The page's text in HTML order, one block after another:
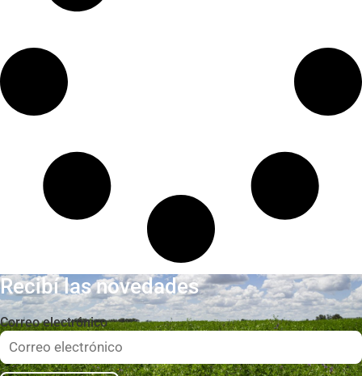
Recibí las novedades
Correo electrónico